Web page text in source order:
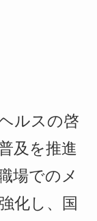
ルスの啓
及を推進
場でのメ
化し、国